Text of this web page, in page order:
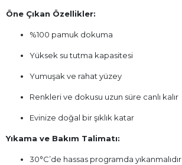
Öne Çıkan Özellikler:
%100 pamuk dokuma
Yüksek su tutma kapasitesi
Yumuşak ve rahat yüzey
Renkleri ve dokusu uzun süre canlı kalır
Evinize doğal bir şıklık katar
Yıkama ve Bakım Talimatı:
30°C’de hassas programda yıkanmalıdır